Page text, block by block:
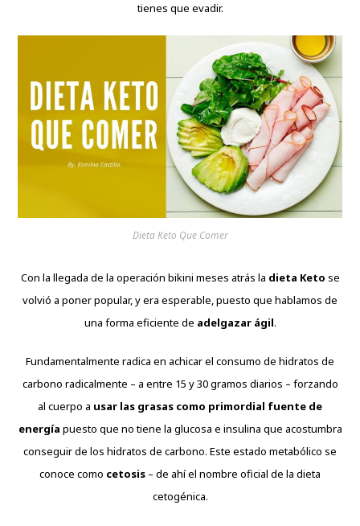
tienes que evadir.
Dieta Keto Que Comer
Con la llegada de la operación bikini meses atrás la dieta Keto se
volvió a poner popular, y era esperable, puesto que hablamos de
una forma eficiente de adelgazar ágil.
Fundamentalmente radica en achicar el consumo de hidratos de
carbono radicalmente – a entre 15 y 30 gramos diarios – forzando
al cuerpo a usar las grasas como primordial fuente de
energía puesto que no tiene la glucosa e insulina que acostumbra
conseguir de los hidratos de carbono. Este estado metabólico se
conoce como cetosis – de ahí el nombre oficial de la dieta
cetogénica.